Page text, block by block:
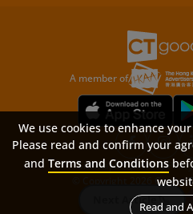
Next Article
A member of
© Copyright 2026 Career
All rights
SitemapFAQPrivacy Policy
We use cookies to enhance
Please read and confirm your
and Terms and Conditions
Read and